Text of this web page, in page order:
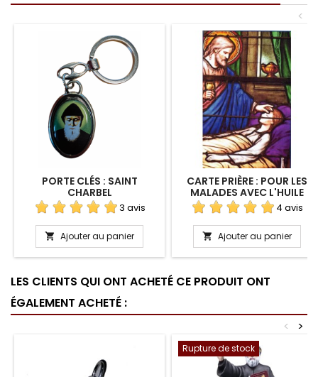
<
PORTE CLÉS : SAINT
CHARBEL
3 avis
 Ajouter au panier
CARTE PRIÈRE : POUR LES
MALADES AVEC L'HUILE
4 avis
 Ajouter au panier
LES CLIENTS QUI ONT ACHETÉ CE PRODUIT ONT
ÉGALEMENT ACHETÉ :
>
<
Rupture de stock